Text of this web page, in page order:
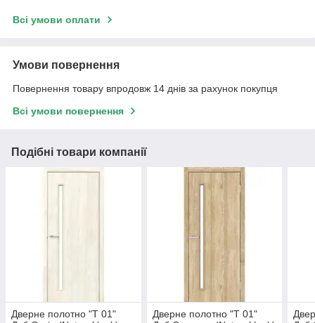
Всі умови оплати
Умови повернення
Повернення товару впродовж 14 днів за рахунок покупця
Всі умови повернення
Подібні товари компанії
Дверне полотно "Т 01"
Дверне полотно "Т 01"